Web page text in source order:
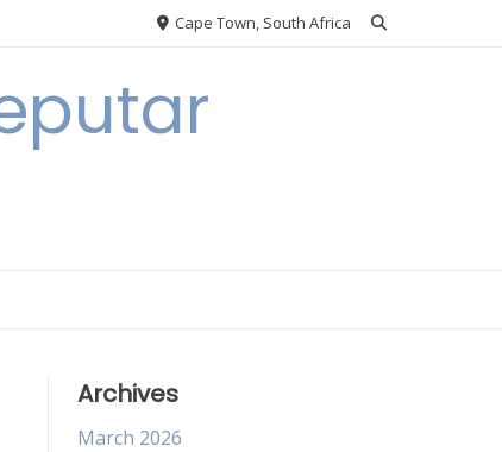
Cape Town, South Africa
Archives
March 2026